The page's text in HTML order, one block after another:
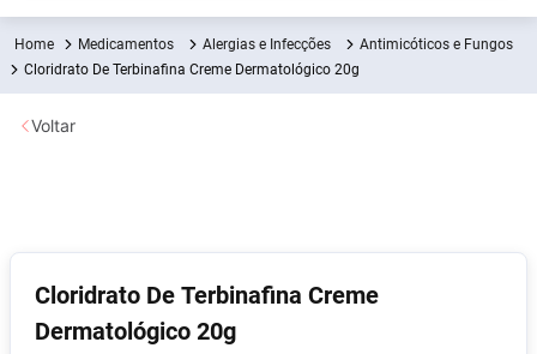
Medicamentos Alergias e Infecções
Antimicóticos e Fungos
Cloridrato De Terbinafina Creme Dermatológico 20g
Cloridrato De Terbinafina Creme
Dermatológico 20g
Voltar
Termos mais buscados
1º Fralda
2
5º Fralda G
6º Shampoo
7º Desodorante